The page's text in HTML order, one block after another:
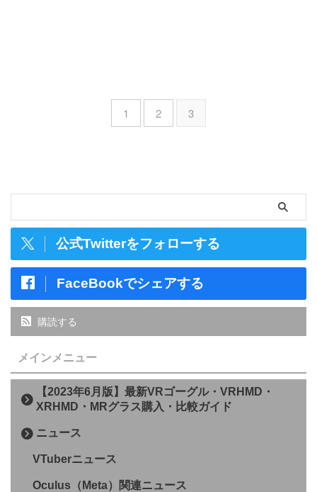
1 2 3
公式Twitterをフォローする
FaceBookでシェアする
購読する
メインメニュー
【2023年6月版】最新VRゴーグル・VRHMD・
XRHMD・MRグラス購入・比較ガイド
ニュース
VTuberニュース
Oculus（Meta）関連ニュース